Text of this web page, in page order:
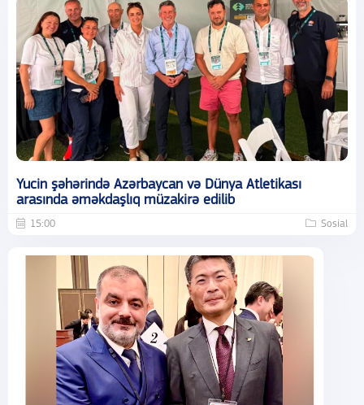
Yucin şəhərində Azərbaycan və Dünya Atletikası
arasında əməkdaşlıq müzakirə edilib
15:00 Sosial